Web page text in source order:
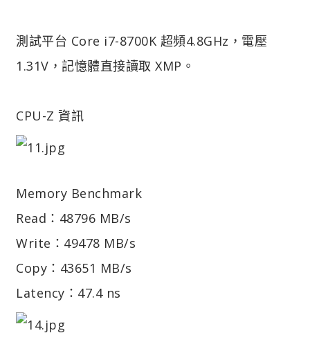
測試平台 Core i7-8700K 超頻4.8GHz，電壓
1.31V，記憶體直接讀取 XMP。
CPU-Z 資訊
Memory Benchmark
Read：48796 MB/s
Write：49478 MB/s
Copy：43651 MB/s
Latency：47.4 ns